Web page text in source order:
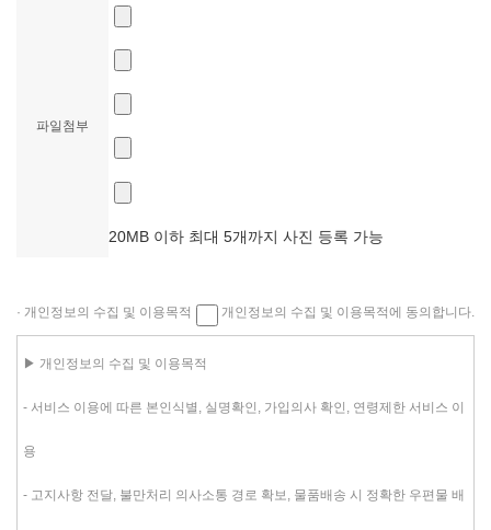
파일첨부
20MB 이하 최대 5개까지 사진 등록 가능
· 개인정보의 수집 및 이용목적 개인정보의 수집 및 이용목적에 동의합니다.